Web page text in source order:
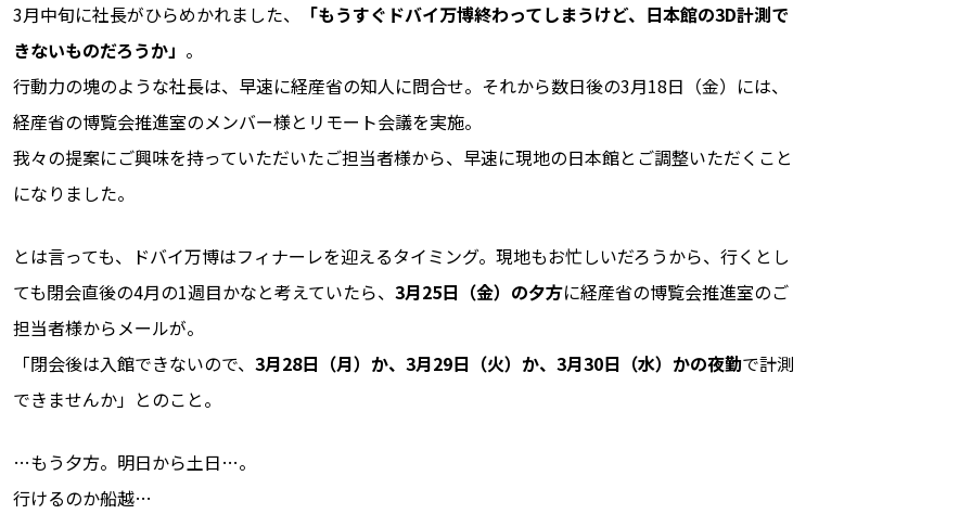
3月中旬に社長がひらめかれました、
「もうすぐドバイ万博終わってしまうけど、日本館の3D計測で
きないものだろうか」 。
行動力の塊のような社長は、早速に経産省の知人に問合せ。それから数日後の3月18日（金）には、
経産省の博覧会推進室のメンバー様とリモート会議を実施。
我々の提案にご興味を持っていただいたご担当者様から、早速に現地の日本館とご調整いただくこと
になりました。
とは言っても、ドバイ万博はフィナーレを迎えるタイミング。現地もお忙しいだろうから、行くとし
ても閉会直後の4月の1週目かなと考えていたら、3月25日（金）の夕方に経産省の博覧会推進室のご
担当者様からメールが。
「閉会後は入館できないので、3月28日（月）か、3月29日（火）か、3月30日（水）かの夜勤で計測
できませんか」とのこと。
…もう夕方。明日から土日…。
行けるのか船越…